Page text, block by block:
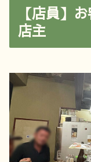
【店員】
店主